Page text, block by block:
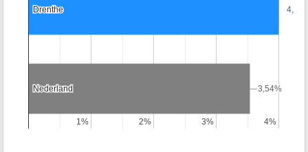
1%
1% 2%
2% 3%
3% 4%
4%
Drenthe
Drenthe
Nederland
Nederland
4,0%
4,0%
3,54%
3,54%